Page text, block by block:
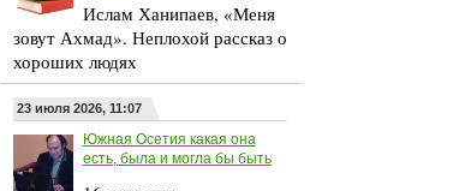
Ислам Ханипаев, «Меня
зовут Ахмад». Неплохой рассказ о
хороших людях
23 июля 2026, 11:07
Южная Осетия какая она
есть, была и могла бы быть